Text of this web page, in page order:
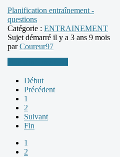
Planification entraînement -
questions
Catégorie : ENTRAINEMENT
Sujet démarré il y a 3 ans 9 mois
parCoureur97
Début
Précédent
1
2
Suivant
Fin
1
2